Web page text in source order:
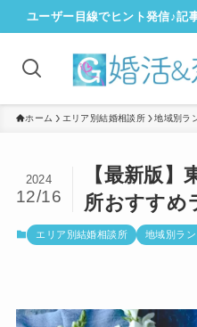
ユーザー目線でヒント発信♪記
ホーム エリア別結婚相談所 地域別ラ
【最新版
所おすすめ
2024
12/16
エリア別結婚相談所 地域別ラ